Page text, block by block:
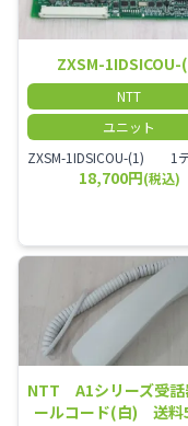
ZXSM-1IDSICOU-
NTT
ユニット
18,700円(税込)
NTT A1シリーズ受話
ールコード(白) 送料